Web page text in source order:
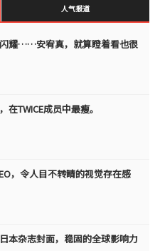
人气报道
耀……安宥真，就算瞪着看也很
TWICE成员中最瘦。
，令人目不转睛的视觉存在感
本杂志封面，稳固的全球影响力